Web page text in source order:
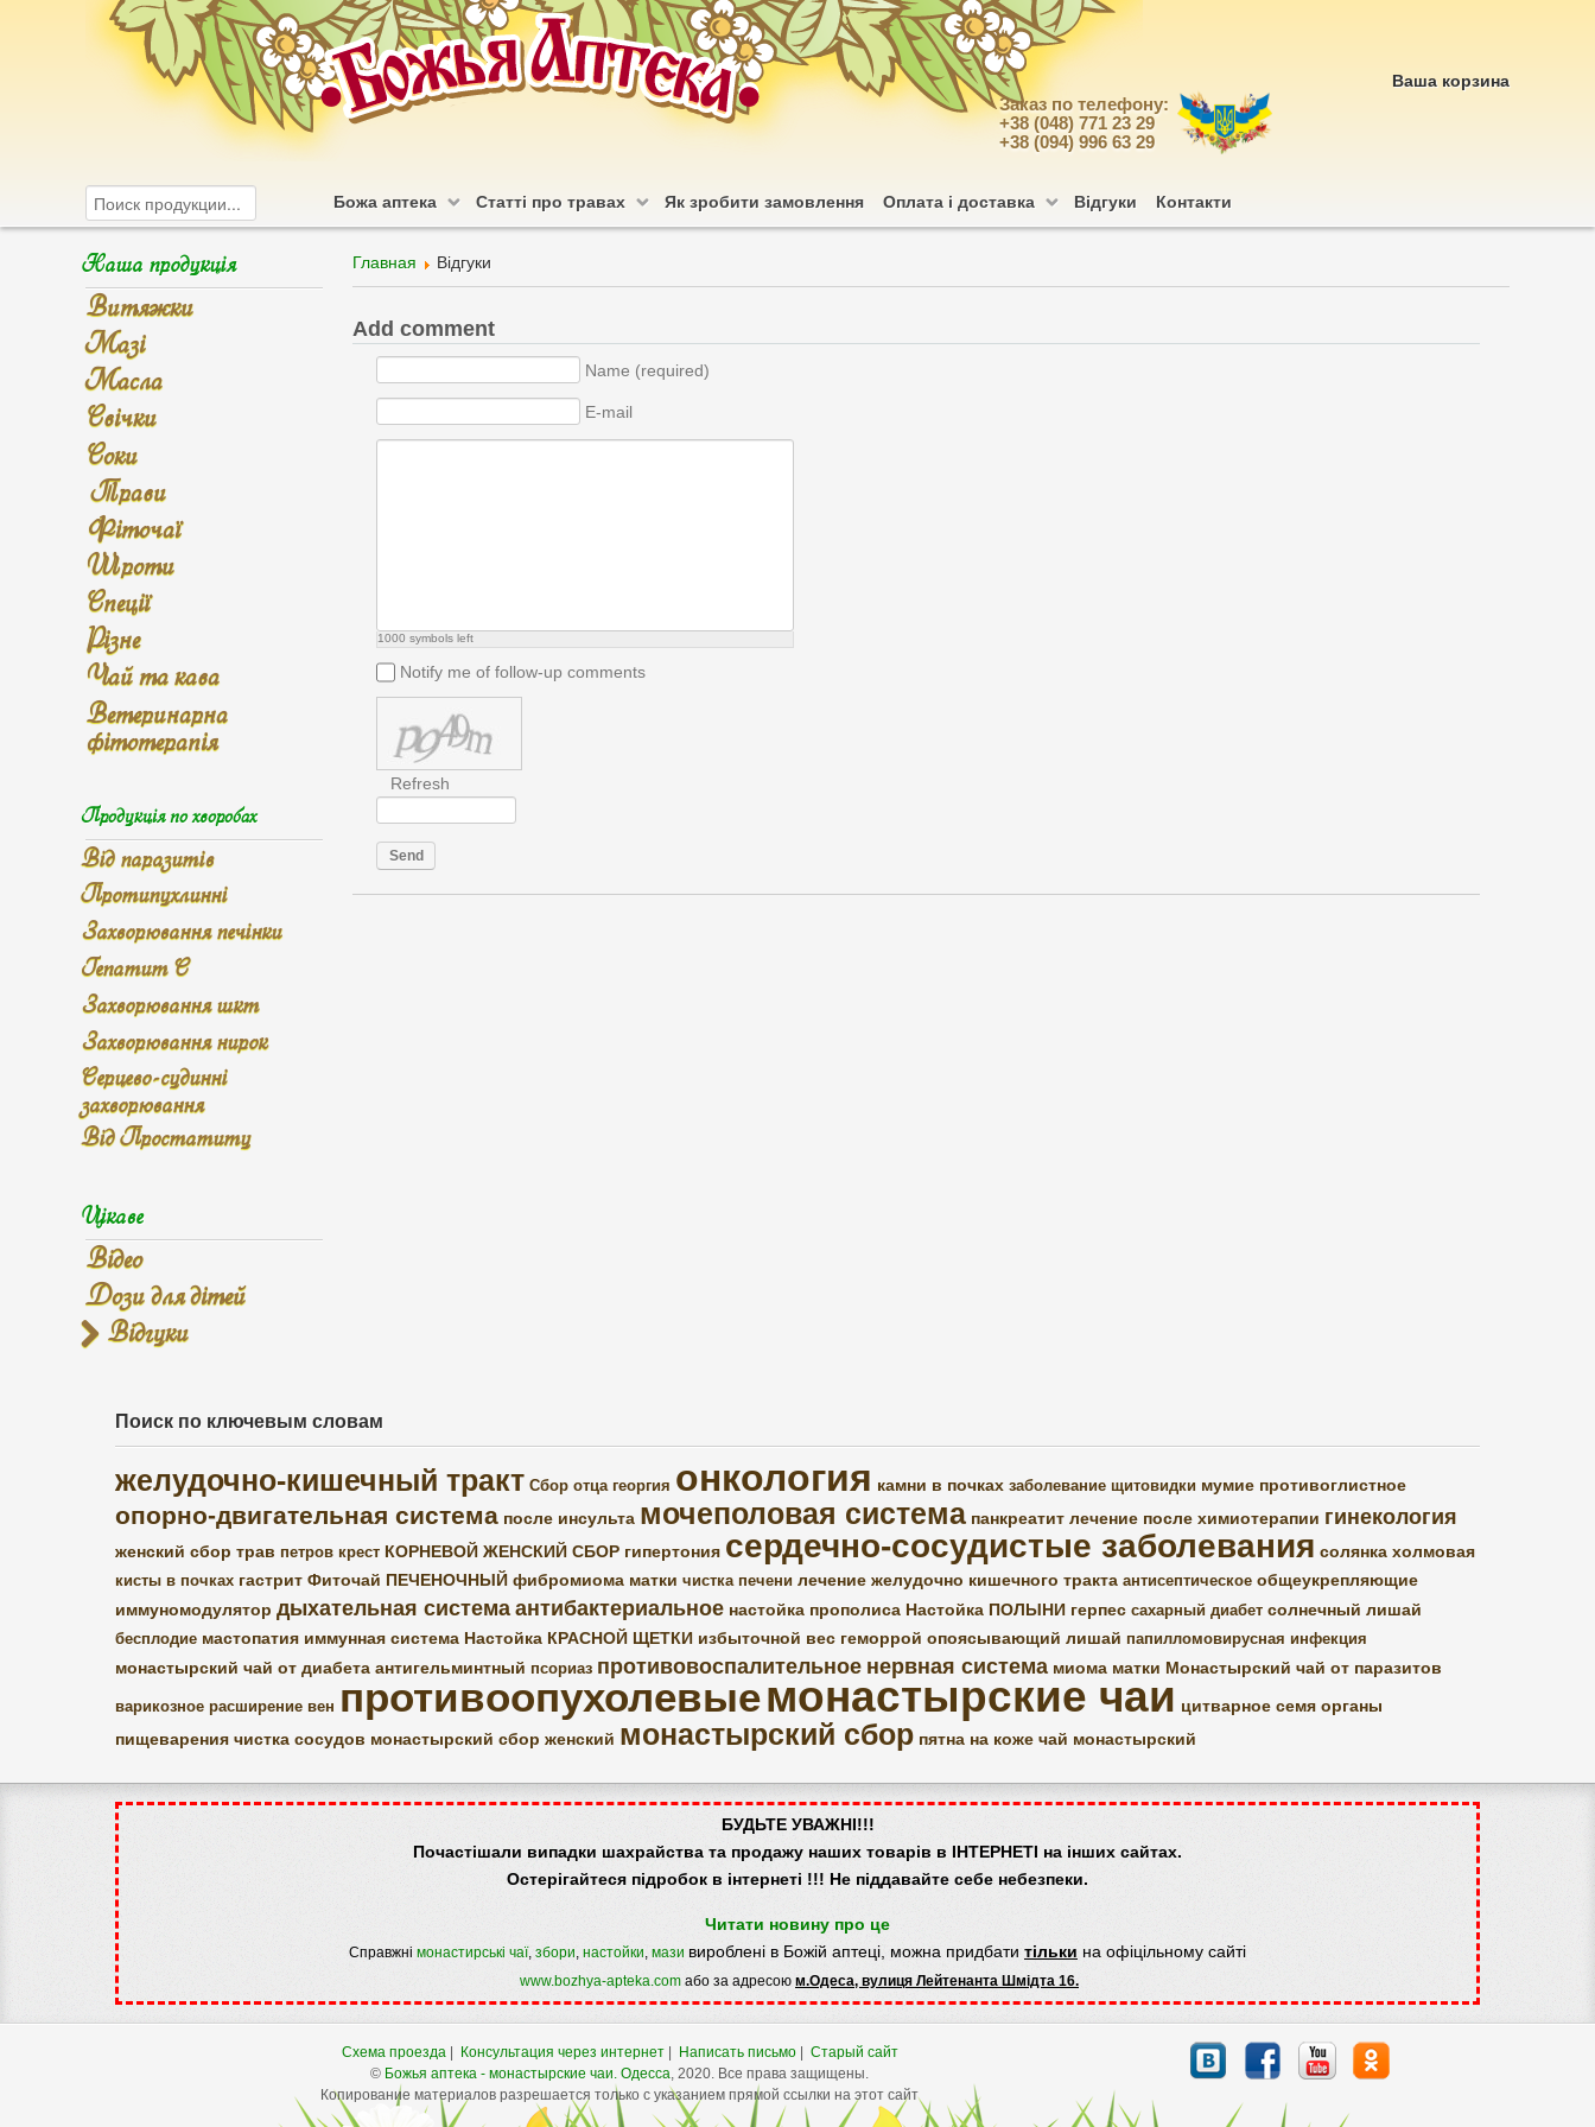
Заказ по телефону:
+38 (048) 771 23 29
+38 (094) 996 63 29
Ваша корзина
Божа аптека Статті про травах Як зробити замовлення Оплата і доставка Відгуки Контакти
Главная Відгуки
Add comment
Name (required)
E-mail
1000 symbols left
Notify me of follow-up comments
Refresh
Send
Наша продукція
Витяжки
Мазі
Масла
Свічки
Соки
Трави
Фіточаї
Шроти
Спеції
Різне
Чай та кава
Ветеринарна
фітотерапія
Продукція по хворобах
Від паразитів
Протипухлинні
Захворювання печінки
Гепатит С
Захворювання шкт
Захворювання нирок
Серцево-судинні
захворювання
Від Простатиту
Цікаве
Відео
Дози для дітей
Відгуки
Поиск по ключевым словам
желудочно-кишечный тракт Сбор отца георгия онкология камни в почках заболевание щитовидки мумие противоглистное
опорно-двигательная система после инсульта мочеполовая система панкреатит лечение после химиотерапии гинекология
женский сбор трав петров крест КОРНЕВОЙ ЖЕНСКИЙ СБОР гипертония сердечно-сосудистые заболевания солянка холмовая
кисты в почках гастрит Фиточай ПЕЧЕНОЧНЫЙ фибромиома матки чистка печени лечение желудочно кишечного тракта антисептическое общеукрепляющие
иммуномодулятор дыхательная система антибактериальное настойка прополиса Настойка ПОЛЫНИ герпес сахарный диабет солнечный лишай
бесплодие мастопатия иммунная система Настойка КРАСНОЙ ЩЕТКИ избыточной вес геморрой опоясывающий лишай папилломовирусная инфекция
монастырский чай от диабета антигельминтный псориаз противовоспалительное нервная система миома матки Монастырский чай от паразитов
варикозное расширение вен противоопухолевыемонастырские чаи цитварное семя органы
пищеварения чистка сосудов монастырский сбор женский монастырский сбор пятна на коже чай монастырский
БУДЬТЕ УВАЖНІ!!!
Почастішали випадки шахрайства та продажу наших товарів в ІНТЕРНЕТІ на інших сайтах.
Остерігайтеся підробок в інтернеті !!! Не піддавайте себе небезпеки.
Читати новину про це
Справжні монастирські чаї, збори, настойки, мази вироблені в Божій аптеці, можна придбати тільки на офіцільному сайті
www.bozhya-apteka.com або за адресою м.Одеса, вулиця Лейтенанта Шмідта 16.
Схема проезда| Консультация через интернет| Написать письмо| Старый сайт
© Божья аптека - монастырские чаи. Одесса, 2020. Все права защищены.
Копирование материалов разрешается только с указанием прямой ссылки на этот сайт